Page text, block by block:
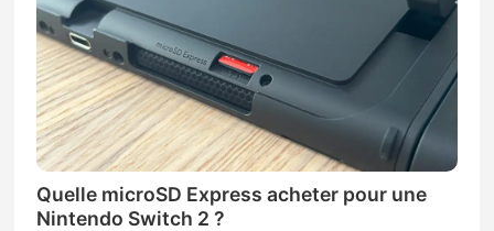
Quelle microSD Express acheter pour une
Nintendo Switch 2 ?